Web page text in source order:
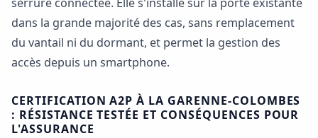
dans la grande majorité des cas, sans remplacement
du vantail ni du dormant, et permet la gestion des
accès depuis un smartphone.
CERTIFICATION A2P À LA GARENNE-COLOMBES
: RÉSISTANCE TESTÉE ET CONSÉQUENCES POUR
L'ASSURANCE